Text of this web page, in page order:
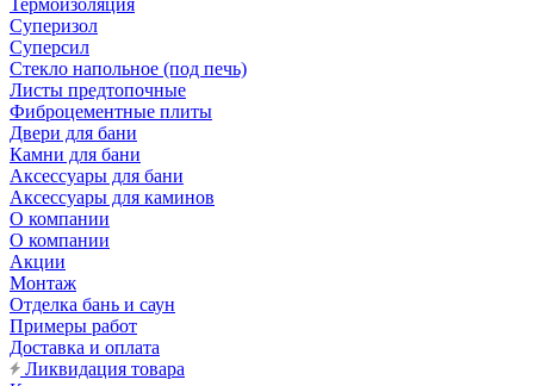
Термоизоляция
Суперизол
Суперсил
Стекло напольное (под печь)
Листы предтопочные
Фиброцементные плиты
Двери для бани
Камни для бани
Аксессуары для бани
Аксессуары для каминов
О компании
О компании
Акции
Монтаж
Отделка бань и саун
Примеры работ
Доставка и оплата
Ликвидация товара